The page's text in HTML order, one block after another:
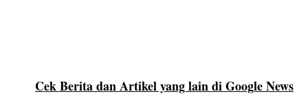
Cek Berita dan Artikel yang lain di Google News